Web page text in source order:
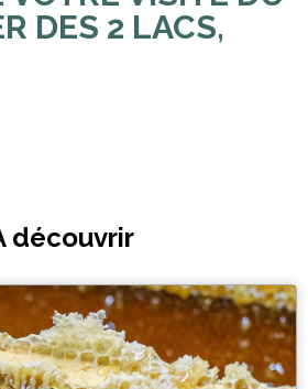
DES 2 LACS,
découvrir